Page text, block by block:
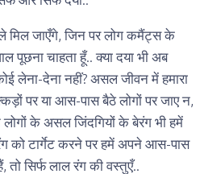
मिल जाएँगे, जिन पर लोग कमैंट्स के
पूछना चाहता हूँ.. क्या दया भी अब
लेना-देना नहीं? असल जीवन में हमारा
पर या आस-पास बैठे लोगों पर जाए न,
के असल जिंदगियों के बेरंग भी हमें
को टार्गेट करने पर हमें अपने आस-पास
तो सिर्फ लाल रंग की वस्तुएँ..